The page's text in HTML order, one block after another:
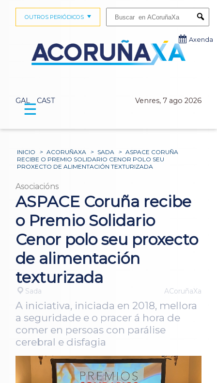
GAL CAST Venres, 7 ago 2026
OUTROS PERIÓDICOS
Axenda
☰
INICIO > ACORUÑAXA > SADA > ASPACE CORUÑA
RECIBE O PREMIO SOLIDARIO CENOR POLO SEU
PROXECTO DE ALIMENTACIÓN TEXTURIZADA
Asociacións
ASPACE Coruña recibe
o Premio Solidario
Cenor polo seu proxecto
de alimentación
texturizada
Sada ACoruñaXa
A iniciativa, iniciada en 2018, mellora
a seguridade e o pracer á hora de
comer en persoas con parálise
cerebral e disfagia